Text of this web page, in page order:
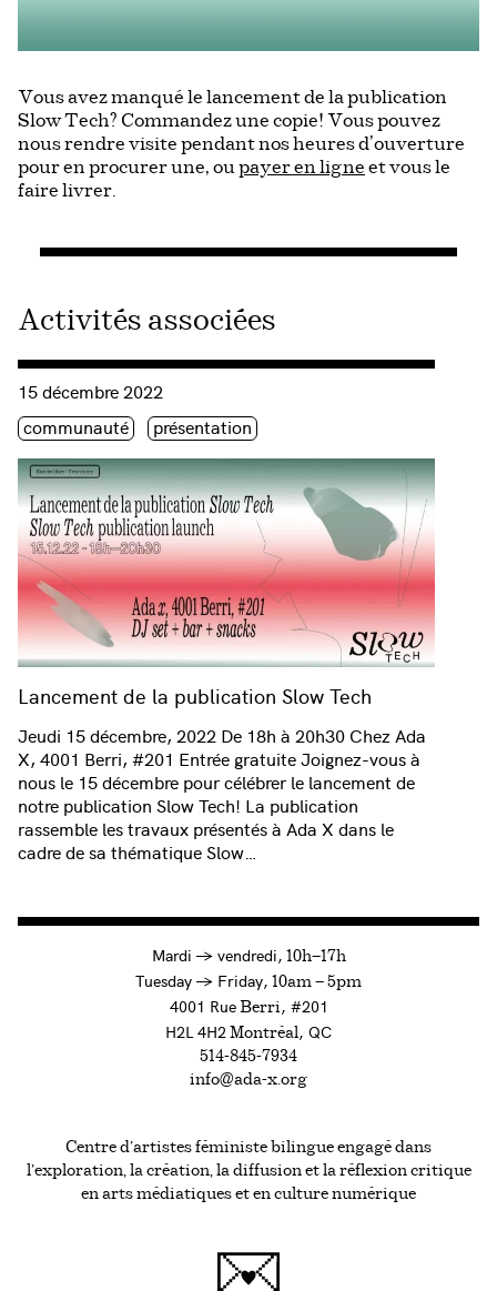
Vous avez manqué le lancement de la publication
Slow Tech? Commandez une copie! Vous pouvez
nous rendre visite pendant nos heures d’ouverture
pour en procurer une, ou payer en ligne et vous le
faire livrer.
Activités associées
Lancement de la publication Slow Tech
Consulter « Lancement de la publication Slow Tech »
15 décembre 2022
Étiquette(s)
communauté présentation
Jeudi 15 décembre, 2022 De 18h à 20h30 Chez Ada
X, 4001 Berri, #201 Entrée gratuite Joignez-vous à
nous le 15 décembre pour célébrer le lancement de
notre publication Slow Tech! La publication
rassemble les travaux présentés à Ada X dans le
cadre de sa thématique Slow…
Mardi →à
vendredi, 10h—17h
Tuesday →toFriday, 10am — 5pm
4001 RueBerri , #201
H2L 4H2 Montréal, QC
514-845-7934
info@ada-x.org
Centre d’artistes féministe bilingue engagé dans
l’exploration, la création, la diffusion et la réflexion critique
en arts médiatiques et en culture numérique